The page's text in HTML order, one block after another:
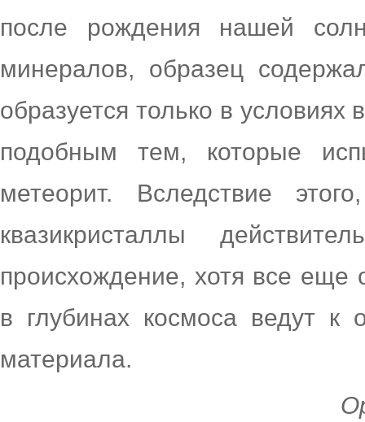
после рождения нашей
минералов, образец
образуется только в
подобным тем, которые
метеорит. Вследствие
квазикристаллы
происхождение, хотя все еще
в глубинах космоса ведут к
материала.